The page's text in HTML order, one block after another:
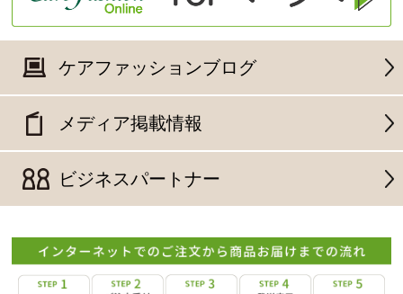
ケアファッションブログ
メディア掲載情報
ビジネスパートナー